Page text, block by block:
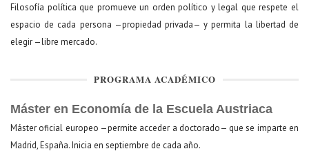
Filosofía política que promueve un orden político y legal que respete el
espacio de cada persona —propiedad privada— y permita la libertad de
elegir —libre mercado.
PROGRAMA ACADÉMICO
Máster en Economía de la Escuela Austriaca
Máster oficial europeo —permite acceder a doctorado— que se imparte en
Madrid, España. Inicia en septiembre de cada año.